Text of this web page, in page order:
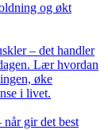
og økt
– det handler
Lær hvordan
øke
i livet.
gir det best